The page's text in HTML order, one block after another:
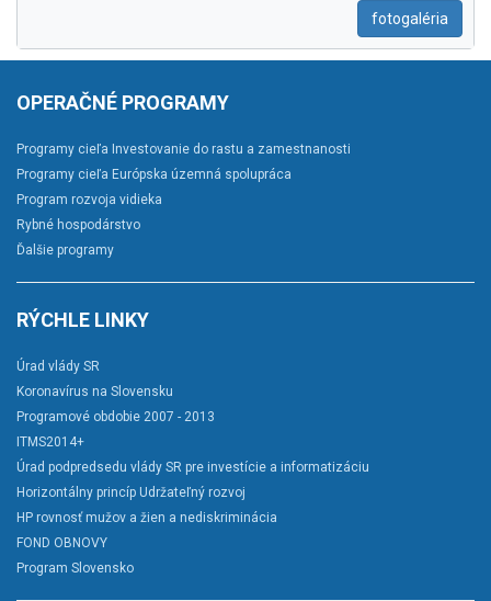
fotogaléria
OPERAČNÉ PROGRAMY
Programy cieľa Investovanie do rastu a zamestnanosti
Programy cieľa Európska územná spolupráca
Program rozvoja vidieka
Rybné hospodárstvo
Ďalšie programy
RÝCHLE LINKY
Úrad vlády SR
Koronavírus na Slovensku
Programové obdobie 2007 - 2013
ITMS2014+
Úrad podpredsedu vlády SR pre investície a informatizáciu
Horizontálny princíp Udržateľný rozvoj
HP rovnosť mužov a žien a nediskriminácia
FOND OBNOVY
Program Slovensko